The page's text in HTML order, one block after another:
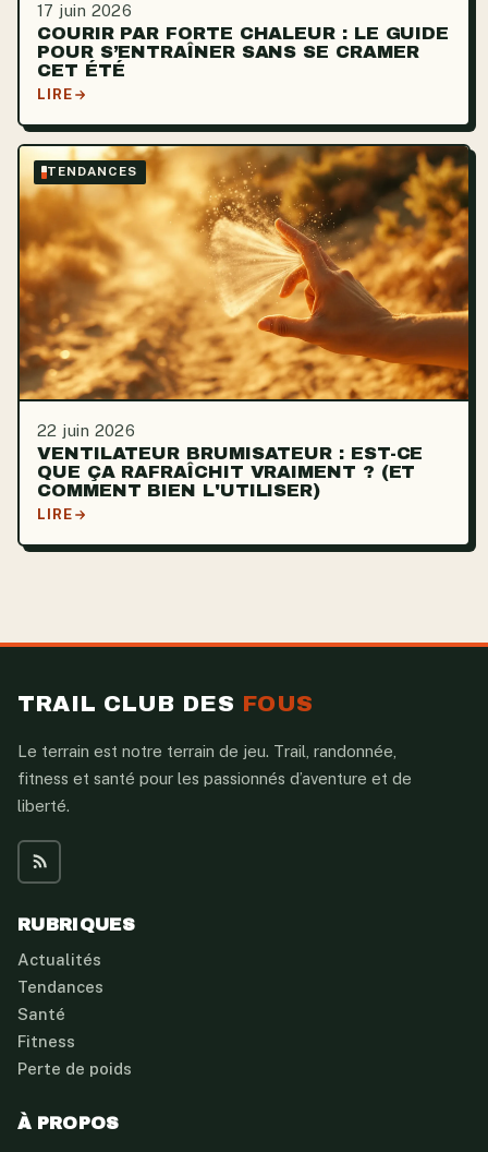
17 juin 2026
COURIR PAR FORTE CHALEUR : LE GUIDE
POUR S’ENTRAÎNER SANS SE CRAMER
CET ÉTÉ
LIRE
TENDANCES
22 juin 2026
VENTILATEUR BRUMISATEUR : EST-CE
QUE ÇA RAFRAÎCHIT VRAIMENT ? (ET
COMMENT BIEN L'UTILISER)
LIRE
TRAIL CLUB DES FOUS
Le terrain est notre terrain de jeu. Trail, randonnée,
fitness et santé pour les passionnés d’aventure et de
liberté.
RUBRIQUES
Actualités
Tendances
Santé
Fitness
Perte de poids
À PROPOS